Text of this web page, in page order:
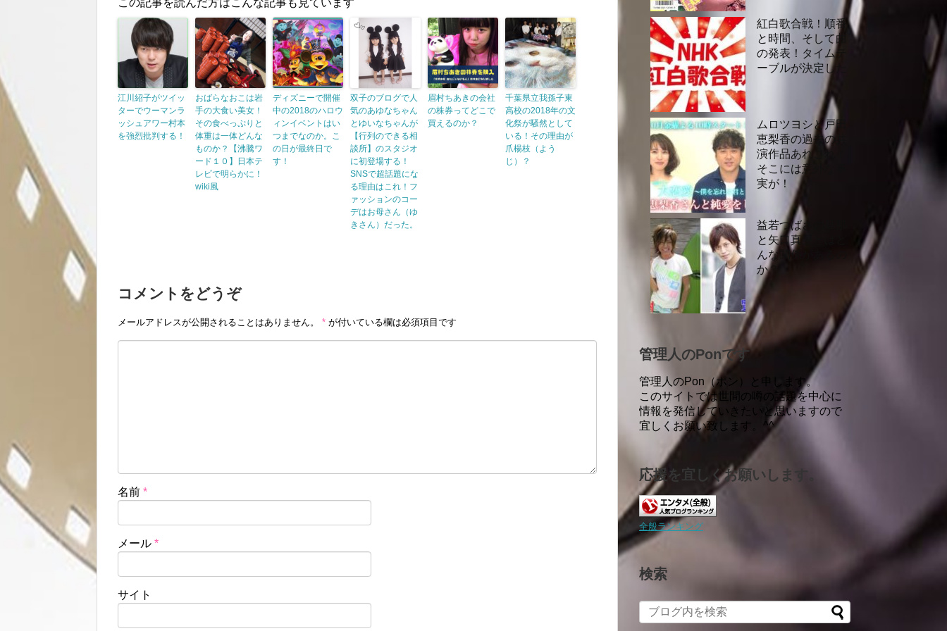
この記事を読んだ方はこんな記事も見ています
江川紹子がツイッ
ターでウーマンラ
ッシュアワー村本
を強烈批判する！
おばらなおこは岩
手の大食い美女！
その食べっぷりと
体重は一体どんな
ものか？【沸騰ワ
ード１０】日本テ
レビで明らかに！
wiki風
ディズニーで開催
中の2018のハロウ
ィンイベントはい
つまでなのか。こ
の日が最終日で
す！
双子のブログで人
気のあゆなちゃん
とゆいなちゃんが
【行列のできる相
談所】のスタジオ
に初登場する！
SNSで超話題にな
る理由はこれ！フ
ァッションのコー
デはお母さん（ゆ
きさん）だった。
眉村ちあきの会社
の株券ってどこで
買えるのか？
千葉県立我孫子東
高校の2018年の文
化祭が騒然として
いる！その理由が
爪楊枝（よう
じ）？
コメントをどうぞ
メールアドレスが公開されることはありません。 * が付いている欄は必須項目です
名前 *
メール *
サイト
紅白歌合戦！順番
と時間、そして曲
の発表！タイムテ
ーブルが決定した
ムロツヨシと戸田
恵梨香の過去の共
演作品あれこれ！
そこには意外な事
実が！
益若つばさの旦那
と矢口真里とはど
んな関係があるの
か？
管理人のPonです
管理人のPon（ポン）と申します。
このサイトでは世間の噂の話題を中心に
情報を発信していきたいと思いますので
宜しくお願い致します。^^
応援を宜しくお願いします。
全般ランキング
検索